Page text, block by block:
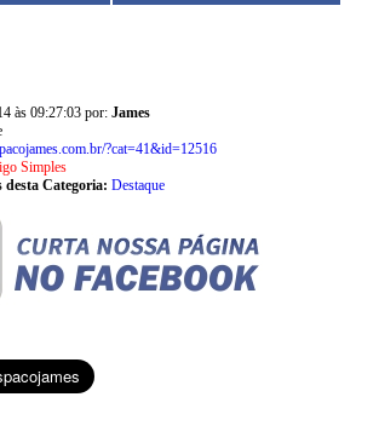
às 09:27:03 por: James
?cat=41&id=12516
Simples
desta Categoria: Destaque